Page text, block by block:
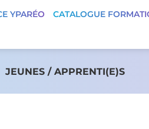
YPARÉO CATALOGUE
JEUNES / APPRENTI(E)S